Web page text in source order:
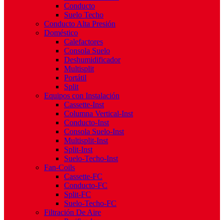
Conducto
Suelo Techo
Conducto Alta Presión
Doméstico
Calefactores
Consola Suelo
Deshumidificador
Multisplit
Portátil
Split
Equipos con Instalación
Cassette-Inst
Columna Vertical-Inst
Conducto-Inst
Consola Suelo-Inst
Multisplit-Inst
Split-Inst
Suelo-Techo-Inst
Fan-Coils
Cassette-FC
Conducto-FC
Split-FC
Suelo-Techo-FC
Filtración De Aire